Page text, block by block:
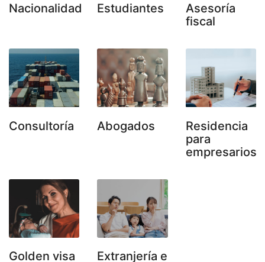
Nacionalidad Estudiantes
Asesoría
fiscal
Consultoría Abogados
Residencia
para
empresarios
Golden visa
Extranjería e